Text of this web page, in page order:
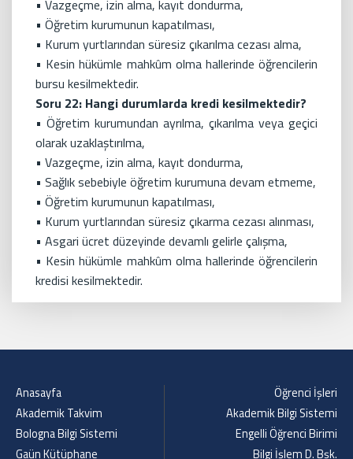
• Vazgeçme, izin alma, kayıt dondurma,
• Öğretim kurumunun kapatılması,
• Kurum yurtlarından süresiz çıkarılma cezası alma,
• Kesin hükümle mahkûm olma hallerinde öğrencilerin
bursu kesilmektedir.
Soru 22: Hangi durumlarda kredi kesilmektedir?
• Öğretim kurumundan ayrılma, çıkarılma veya geçici
olarak uzaklaştırılma,
• Vazgeçme, izin alma, kayıt dondurma,
• Sağlık sebebiyle öğretim kurumuna devam etmeme,
• Öğretim kurumunun kapatılması,
• Kurum yurtlarından süresiz çıkarma cezası alınması,
• Asgari ücret düzeyinde devamlı gelirle çalışma,
• Kesin hükümle mahkûm olma hallerinde öğrencilerin
kredisi kesilmektedir.
Anasayfa
Akademik Takvim
Bologna Bilgi Sistemi
Gaün Kütüphane
Öğrenci İşleri
Akademik Bilgi Sistemi
Engelli Öğrenci Birimi
Bilgi İşlem D. Bşk.